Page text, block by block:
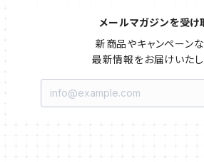
メールマガジンを受け
新商品やキャンペーン
最新情報をお届けいたし